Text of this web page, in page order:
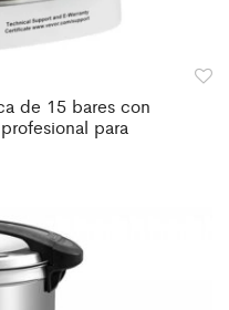
de 15 bares con
para